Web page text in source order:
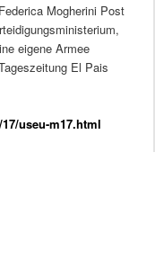
Mogherini Post
eigene Armee
El Pais
useu-m17.html